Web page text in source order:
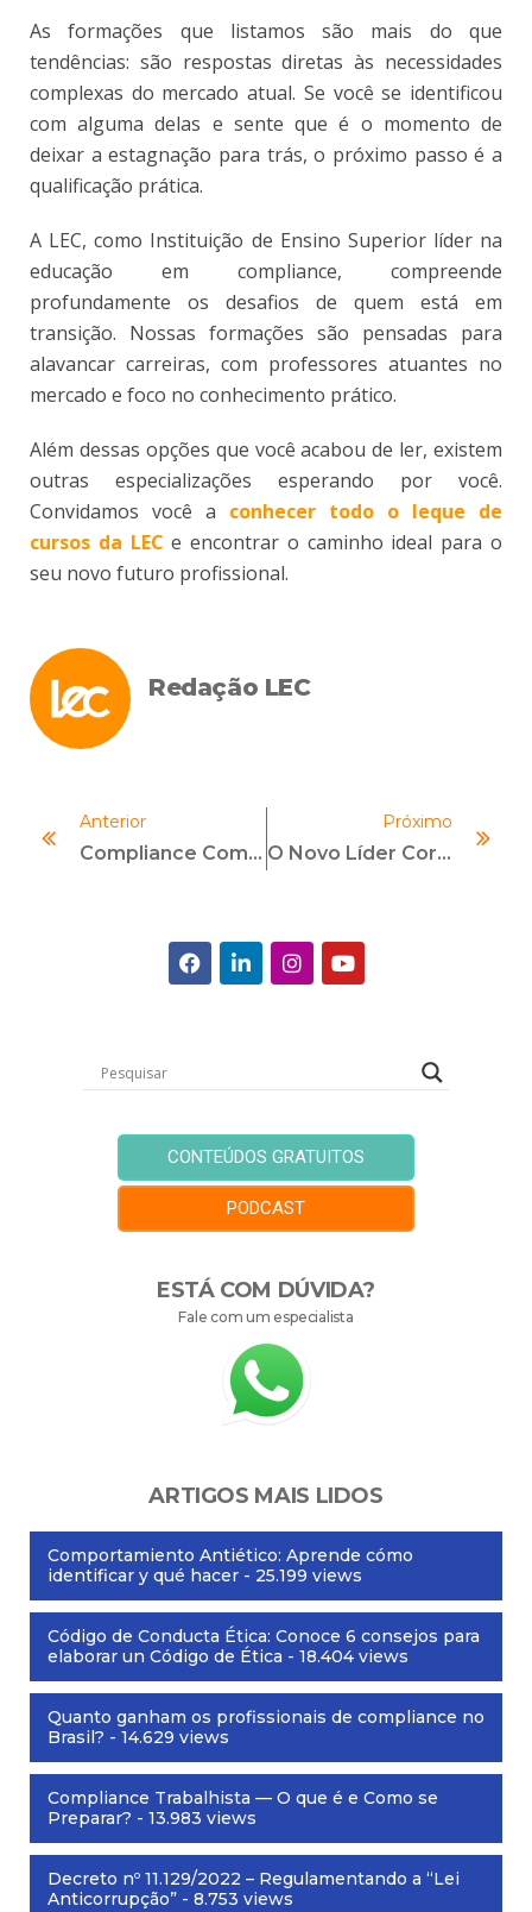
As formações que listamos são mais do que
tendências: são respostas diretas às necessidades
complexas do mercado atual. Se você se identificou
com alguma delas e sente que é o momento de
deixar a estagnação para trás, o próximo passo é a
qualificação prática.
A LEC, como Instituição de Ensino Superior líder na
educação em compliance, compreende
profundamente os desafios de quem está em
transição. Nossas formações são pensadas para
alavancar carreiras, com professores atuantes no
mercado e foco no conhecimento prático.
Além dessas opções que você acabou de ler, existem
outras especializações esperando por você.
Convidamos você a conhecer todo o leque de
cursos da LEC e encontrar o caminho ideal para o
seu novo futuro profissional.
Redação LEC
Anterior
Compliance Como Decisão Econômica: Uma Abordagem Pela Análise Econômica Do Direito
Próximo
O Novo Líder Corporativo: Mais Humano, Comunicador E Vulnerável
CONTEÚDOS GRATUITOS
PODCAST
ESTÁ COM DÚVIDA?
Fale com um especialista
ARTIGOS MAIS LIDOS
Comportamiento Antiético: Aprende cómo
identificar y qué hacer - 25.199 views
Código de Conducta Ética: Conoce 6 consejos para
elaborar un Código de Ética - 18.404 views
Quanto ganham os profissionais de compliance no
Brasil? - 14.629 views
Compliance Trabalhista — O que é e Como se
Preparar? - 13.983 views
Decreto nº 11.129/2022 – Regulamentando a “Lei
Anticorrupção” - 8.753 views